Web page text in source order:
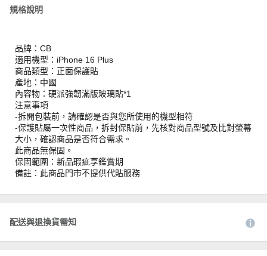
規格說明
品牌：CB
適用機型：iPhone 16 Plus
商品類型：正面保護貼
產地：中國
內容物：硬派強韌滿版玻璃貼*1
注意事項
-拆開包裝前，請確認是否與您所使用的機型相符
-保護貼屬一次性商品，拆封保貼前，先核對商品型號及比對螢幕
大小，確認商品是否符合需求。
此商品無保固。
保固範圍：新品瑕疵享鑑賞期
備註：此商品門市不提供代貼服務
配送與退換貨需知